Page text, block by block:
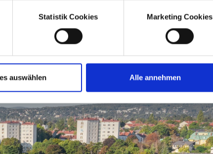
Statistik Cookies Marketing Cookies
auswählen Alle annehmen